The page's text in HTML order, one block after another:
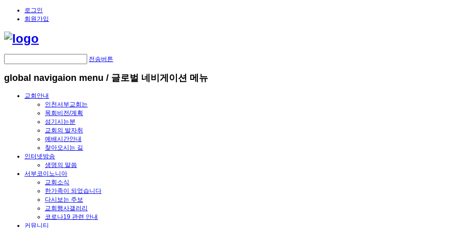
로그인
회원가입
전송버튼
global navigaion menu / 글로벌 네비게이션 메뉴
교회안내
인천서부교회는
목회비전/계획
섬기시는분
교회의 발자취
예배시간안내
찾아오시는 길
인터넷방송
생명의 말씀
서부코이노니아
교회소식
한가족이 되었습니다
다시보는 주보
교회행사갤러리
코로나19 관련 안내
커뮤니티